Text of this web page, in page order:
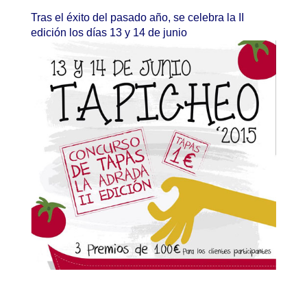
Tras el éxito del pasado año, se celebra la II
edición los días 13 y 14 de junio